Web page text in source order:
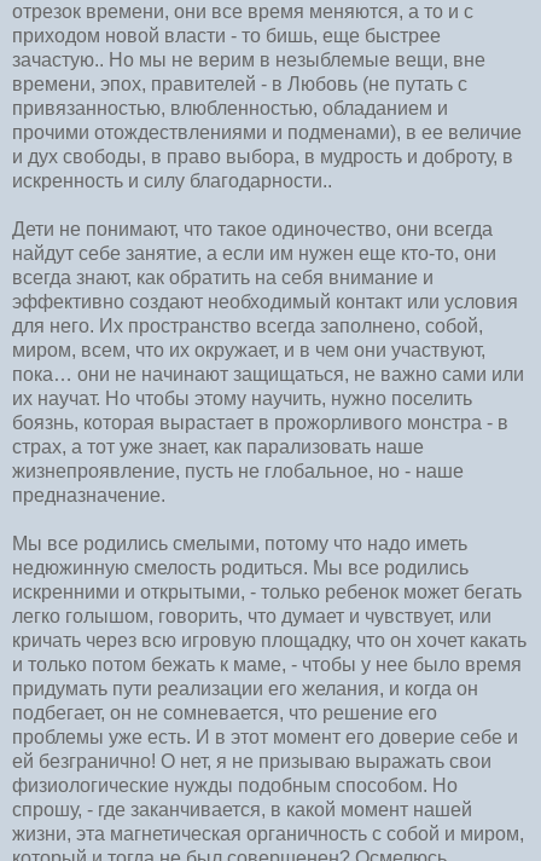
отрезок времени, они все время меняются, а то и с
приходом новой власти - то бишь, еще быстрее
зачастую.. Но мы не верим в незыблемые вещи, вне
времени, эпох, правителей - в Любовь (не путать с
привязанностью, влюбленностью, обладанием и
прочими отождествлениями и подменами), в ее величие
и дух свободы, в право выбора, в мудрость и доброту, в
искренность и силу благодарности..
Дети не понимают, что такое одиночество, они всегда
найдут себе занятие, а если им нужен еще кто-то, они
всегда знают, как обратить на себя внимание и
эффективно создают необходимый контакт или условия
для него. Их пространство всегда заполнено, собой,
миром, всем, что их окружает, и в чем они участвуют,
пока… они не начинают защищаться, не важно сами или
их научат. Но чтобы этому научить, нужно поселить
боязнь, которая вырастает в прожорливого монстра - в
страх, а тот уже знает, как парализовать наше
жизнепроявление, пусть не глобальное, но - наше
предназначение.
Мы все родились смелыми, потому что надо иметь
недюжинную смелость родиться. Мы все родились
искренними и открытыми, - только ребенок может бегать
легко голышом, говорить, что думает и чувствует, или
кричать через всю игровую площадку, что он хочет какать
и только потом бежать к маме, - чтобы у нее было время
придумать пути реализации его желания, и когда он
подбегает, он не сомневается, что решение его
проблемы уже есть. И в этот момент его доверие себе и
ей безгранично! О нет, я не призываю выражать свои
физиологические нужды подобным способом. Но
спрошу, - где заканчивается, в какой момент нашей
жизни, эта магнетическая органичность с собой и миром,